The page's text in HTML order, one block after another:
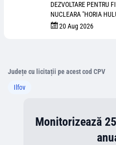
DEZVOLTARE PENTRU
NUCLEARA "HORIA
20 Aug 2026
Județe cu licitații pe acest cod CPV
Ilfov
Monitorizează